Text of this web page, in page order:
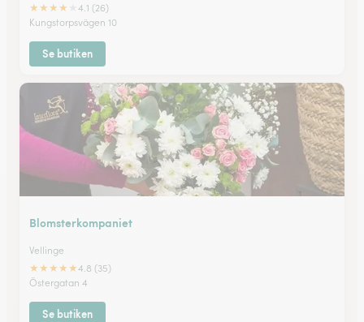
★★★★
4.1 (26)
Kungstorpsvägen 10
Se butiken
Blomsterkompaniet
Vellinge
★★★★★4.8 (35)
Östergatan 4
Se butiken